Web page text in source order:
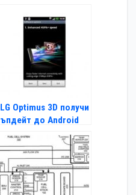
LG Optimus 3D получи
ъпдейт до Android
Gingerbread